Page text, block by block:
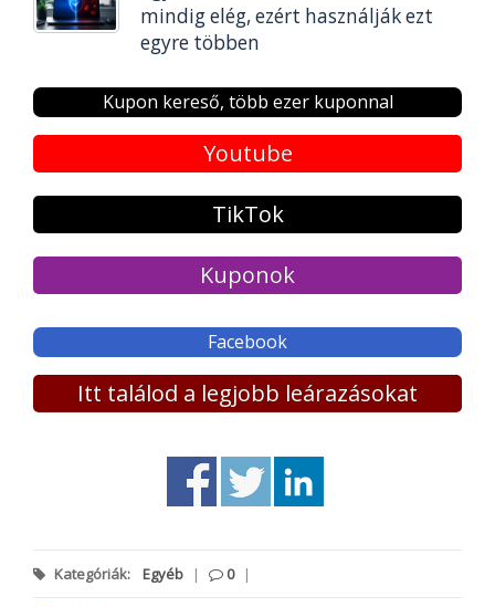
mindig elég, ezért használják ezt
egyre többen
Kupon kereső, több ezer kuponnal
Youtube
TikTok
Kuponok
Facebook
Itt találod a legjobb leárazásokat
Kategóriák: Egyéb | 0 |